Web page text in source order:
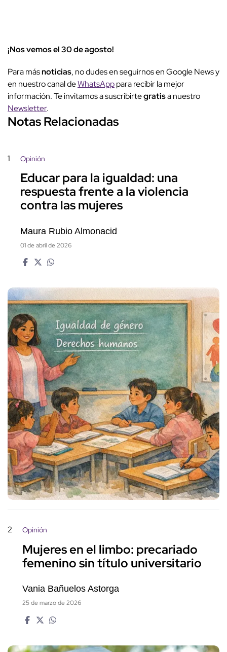
¡Nos vemos el 30 de agosto!
Para másnoticias, no dudes en seguirnos en Google News y
en nuestro canal deWhatsApppara recibir la mejor
información. Te invitamos a suscribirtegratisa nuestro
Newsletter.
Notas Relacionadas
1 Opinión
Educar para la igualdad: una
respuesta frente a la violencia
contra las mujeres
Maura Rubio Almonacid
01 de abril de 2026
2 Opinión
Mujeres en el limbo: precariado
femenino sin título universitario
Vania Bañuelos Astorga
25 de marzo de 2026